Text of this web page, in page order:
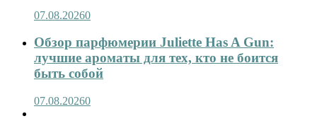
07.08.20260
Обзор парфюмерии Juliette Has A Gun:
лучшие ароматы для тех, кто не боится
быть собой
07.08.20260